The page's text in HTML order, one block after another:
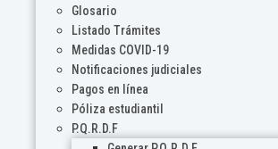
Glosario
Listado Trámites
Medidas COVID-19
Notificaciones judiciales
Pagos en línea
Póliza estudiantil
P.Q.R.D.F